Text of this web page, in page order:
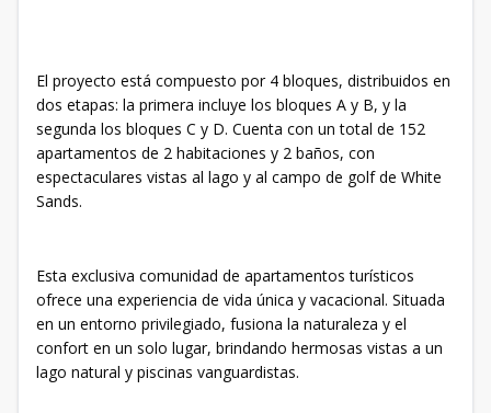
El proyecto está compuesto por 4 bloques, distribuidos en
dos etapas: la primera incluye los bloques A y B, y la
segunda los bloques C y D. Cuenta con un total de 152
apartamentos de 2 habitaciones y 2 baños, con
espectaculares vistas al lago y al campo de golf de White
Sands.
Esta exclusiva comunidad de apartamentos turísticos
ofrece una experiencia de vida única y vacacional. Situada
en un entorno privilegiado, fusiona la naturaleza y el
confort en un solo lugar, brindando hermosas vistas a un
lago natural y piscinas vanguardistas.